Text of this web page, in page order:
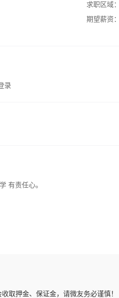
求职区域：
期望薪资：
录
有责任心。
取押金、保证金，请微友务必谨慎！